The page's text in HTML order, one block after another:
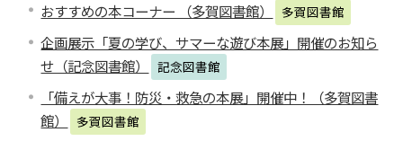
おすすめの本コーナー （多賀図書館） 多賀図書館
企画展示「夏の学び、サマーな遊び本展」開催のお知ら
せ（記念図書館）
記念図書館
「備えが大事！防災・救急の本展」開催中！（多賀図書
館）
多賀図書館